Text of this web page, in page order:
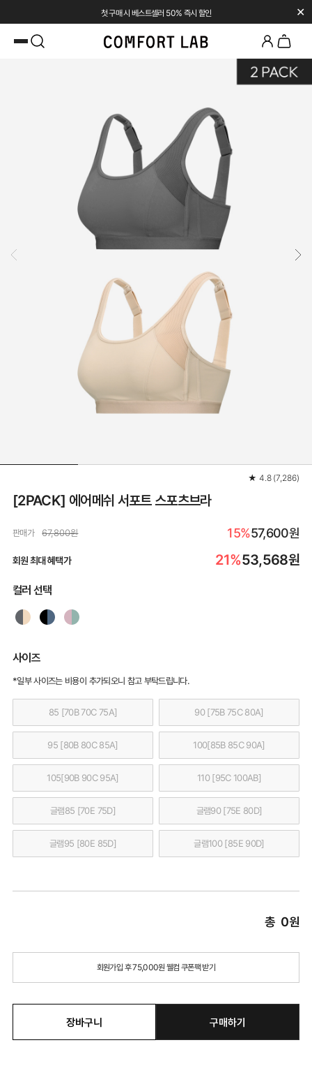
첫 구매 시 베스트셀러 50% 즉시 할인 ✕
★ 4.8 (7,286)
[2PACK] 에어메쉬 서포트 스포츠브라
판매가 67,800원 15%57,600원
회원 최대 혜택가 21%53,568원
컬러 선택
사이즈
*일부 사이즈는 비용이 추가되오니 참고 부탁드립니다.
85 [70B 70C 75A] 90 [75B 75C 80A]
95 [80B 80C 85A] 100[85B 85C 90A]
105[90B 90C 95A] 110 [95C 100AB]
글램85 [70E 75D] 글램90 [75E 80D]
글램95 [80E 85D] 글램100 [85E 90D]
총 0원
회원가입 후 75,000원 웰컴 쿠폰팩 받기
장바구니 구매하기